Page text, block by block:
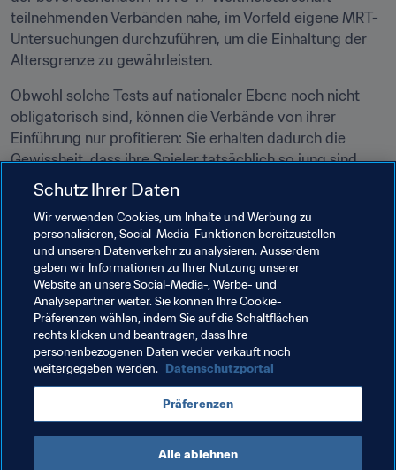
teilnehmenden Verbänden nahe, im Vorfeld eigene MRT-
Untersuchungen durchzuführen, um die Einhaltung der
Altersgrenze zu gewährleisten.
Obwohl solche Tests auf nationaler Ebene noch nicht
obligatorisch sind, können die Verbände von ihrer
Einführung nur profitieren: Sie erhalten dadurch die
Gewissheit, dass ihre Spieler tatsächlich so jung sind,
wie es in ihren Pässen steht, und laufen nicht Gefahr,
internationalen Turniers zu verstoßen.
Dieser Artikel entstammt der Oktober-Ausgabe von FIFA
World, dem neuen FIFA-Magazin. Sie können jede
Ausgabe von FIFA World lesen, indem Sie auf den Link
rechts klicken.
Verwandte Themen
Turniere Nigeria CAF
Schutz Ihrer Daten
Wir verwenden Cookies, um Inhalte und Werbung zu
personalisieren, Social-Media-Funktionen bereitzustellen
und unseren Datenverkehr zu analysieren. Ausserdem
geben wir Informationen zu Ihrer Nutzung unserer
Website an unsere Social-Media-, Werbe- und
Analysepartner weiter. Sie können Ihre Cookie-
Präferenzen wählen, indem Sie auf die Schaltflächen
rechts klicken und beantragen, dass Ihre
personenbezogenen Daten weder verkauft noch
weitergegeben werden. Datenschutzportal
Präferenzen
Alle ablehnen